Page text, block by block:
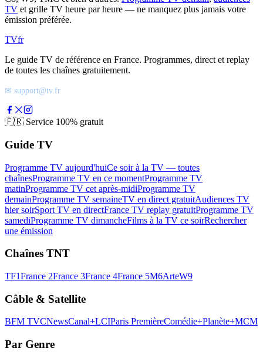
TV et grille TV heure par heure — ne manquez plus jamais votre
émission préférée.
TVfr
Le guide TV de référence en France. Programmes, direct et replay
de toutes les chaînes gratuitement.
✉ support@tv.fr
🇫🇷 Service 100% gratuit
Guide TV
Programme TV aujourd'huiCe soir à la TV — toutes
chaînesProgramme TV en ce momentProgramme TV
matinProgramme TV cet après-midiProgramme TV
demainProgramme TV semaineTV en direct gratuitAudiences TV
hier soirSport TV en directFrance TV replay gratuitProgramme TV
samediProgramme TV dimancheFilms à la TV ce soirRechercher
une émission
Chaînes TNT
TF1France 2France 3France 4France 5M6ArteW9
Câble & Satellite
BFM TVCNewsCanal+LCIParis PremièreComédie+Planète+MCM
Par Genre